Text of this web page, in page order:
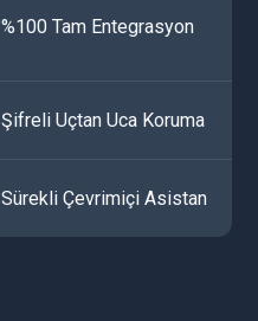
%100 Tam Entegrasyon
Şifreli Uçtan Uca Koruma
Sürekli Çevrimiçi Asistan